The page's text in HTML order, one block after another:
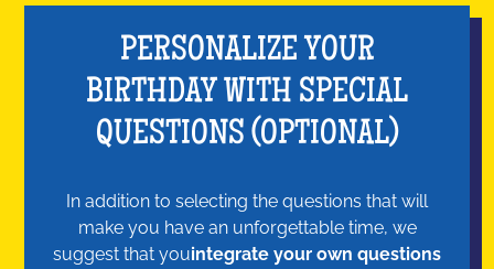
PERSONALIZE YOUR
BIRTHDAY WITH SPECIAL
QUESTIONS (OPTIONAL)
In addition to selecting the questions that will
make you have an unforgettable time, we
suggest that youintegrate your own questions